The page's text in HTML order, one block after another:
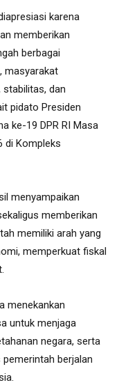
karena
memberikan
berbagai
masyarakat
stabilitas, dan
pidato Presiden
ke-19 DPR RI Masa
di Kompleks
menyampaikan
memberikan
memiliki arah yang
memperkuat fiskal
menekankan
untuk menjaga
negara, serta
berjalan